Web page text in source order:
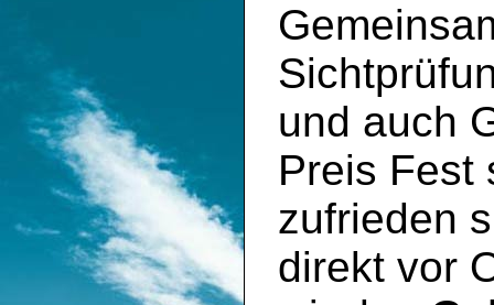
und auch
Preis Fest
zufrieden
direkt vor